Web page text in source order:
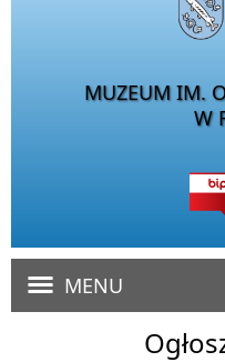
MUZEUM IM.
W
MENU